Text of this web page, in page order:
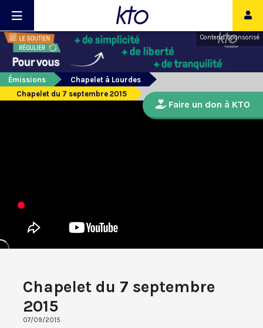
Contenu sponsorisé
Émissions
Chapelet à Lourdes
Chapelet du 7 septembre 2015
Chapelet du 7 septembre
2015
07/09/2015
Faire un don à KTO